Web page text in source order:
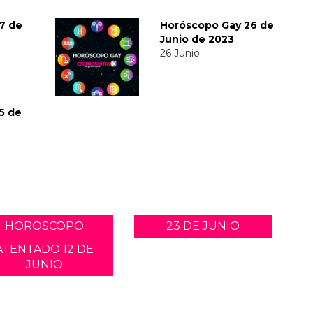
de
Horóscopo Gay 26 de
Junio de 2023
26 Junio
de
HOROSCOPO
23 DE JUNIO
12 DE
JUNIO